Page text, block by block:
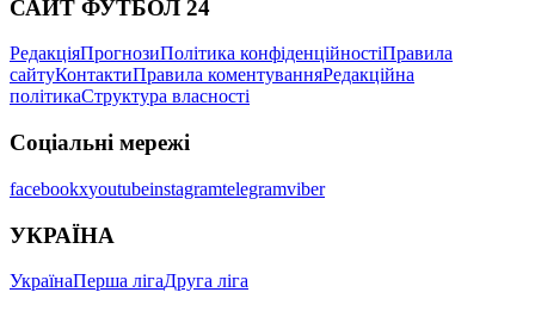
САЙТ ФУТБОЛ 24
РедакціяПрогнозиПолітика конфіденційностіПравила
сайтуКонтактиПравила коментуванняРедакційна
політикаСтруктура власності
Соціальні мережі
facebookxyoutubeinstagramtelegramviber
УКРАЇНА
УкраїнаПерша лігаДруга ліга